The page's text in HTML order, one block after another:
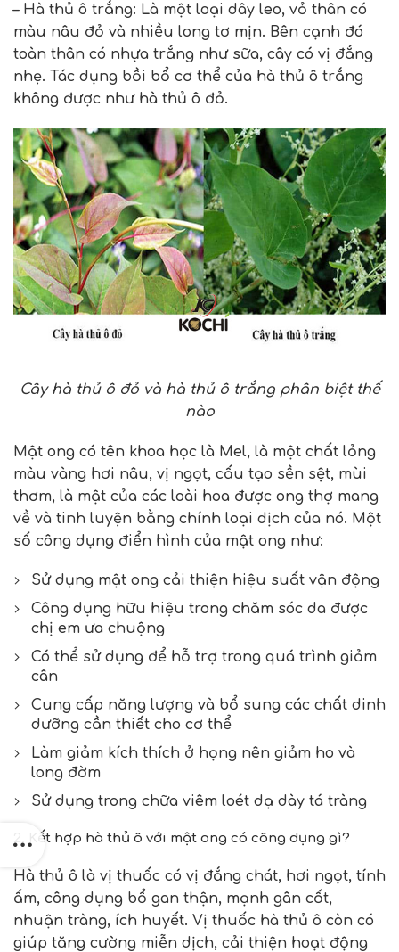
– Hà thủ ô trắng: Là một loại dây leo, vỏ thân có
màu nâu đỏ và nhiều long tơ mịn. Bên cạnh đó
toàn thân có nhựa trắng như sữa, cây có vị đắng
nhẹ. Tác dụng bồi bổ cơ thể của hà thủ ô trắng
không được như hà thủ ô đỏ.
Cây hà thủ ô đỏ và hà thủ ô trắng phân biệt thế
nào
Mật ong có tên khoa học là Mel, là một chất lỏng
màu vàng hơi nâu, vị ngọt, cấu tạo sền sệt, mùi
thơm, là mật của các loài hoa được ong thợ mang
về và tinh luyện bằng chính loại dịch của nó. Một
số công dụng điển hình của mật ong như:
Sử dụng mật ong cải thiện hiệu suất vận động
Công dụng hữu hiệu trong chăm sóc da được
chị em ưa chuộng
Có thể sử dụng để hỗ trợ trong quá trình giảm
cân
Cung cấp năng lượng và bổ sung các chất dinh
dưỡng cần thiết cho cơ thể
Làm giảm kích thích ở họng nên giảm ho và
long đờm
Sử dụng trong chữa viêm loét dạ dày tá tràng
2. Kết hợp hà thủ ô với mật ong có công dụng gì?
Hà thủ ô là vị thuốc có vị đắng chát, hơi ngọt, tính
ấm, công dụng bổ gan thận, mạnh gân cốt,
nhuận tràng, ích huyết. Vị thuốc hà thủ ô còn có
giúp tăng cường miễn dịch, cải thiện hoạt động